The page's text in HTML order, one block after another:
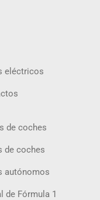
eléctricos
de coches
de coches
autónomos
de Fórmula 1